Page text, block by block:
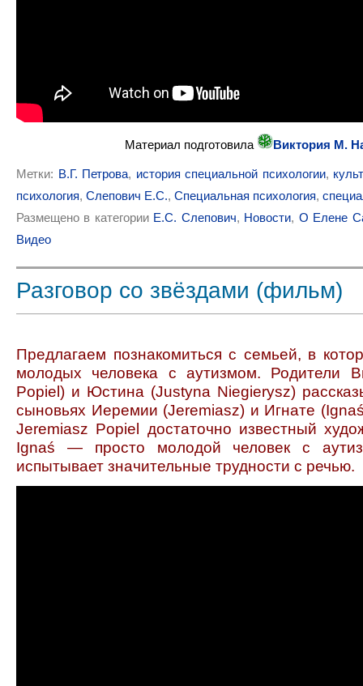
Материал подготовила Виктория М.
Метки: В.Г. Петрова, история специальной психологии,
психология, Слепович Е.С., Специальная психология,
Размещено в категории Е.С. Слепович, Новости, О Елене
Видео
Разговор со звёздами (фильм)
Предлагаем познакомиться с семьей, в
молодых человека с аутизмом. Родители
Popiel) и Юстина (Justyna Niegierysz)
сыновьях Иеремии (Jeremiasz) и Игнате
Jeremiasz Popiel достаточно известный
Ignaś — просто молодой человек с
испытывает значительные трудности с речью.